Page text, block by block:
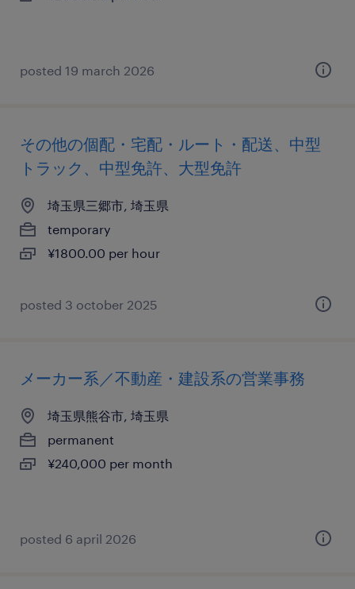
posted 19 march 2026
その他の個配・宅配・ルート・配送、中型
トラック、中型免許、大型免許
埼玉県三郷市, 埼玉県
temporary
¥1800.00 per hour
posted 3 october 2025
メーカー系／不動産・建設系の営業事務
埼玉県熊谷市, 埼玉県
permanent
¥240,000 per month
posted 6 april 2026